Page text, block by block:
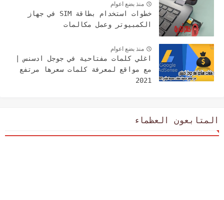
منذ بضع اعوام
خطوات استخدام بطاقة SIM في جهاز
الكمبيوتر وعمل مكالمات
منذ بضع اعوام
اغلي كلمات مفتاحية في جوجل ادسنس |
مع مواقع لمعرفة كلمات سعرها مرتفع
2021
المتابعون العظماء